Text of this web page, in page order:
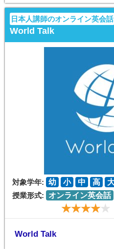
日本人講師のオンライン英会話
World Talk
対象学年: 幼 小 中 高
授業形式:
オンライン英会話
World Talk